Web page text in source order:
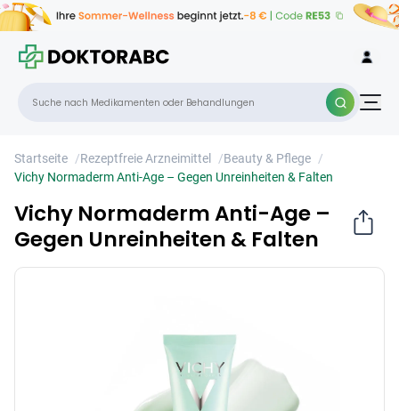
Startseite /Rezeptfreie Arzneimittel /Beauty & Pflege /
Vichy Normaderm Anti-Age – Gegen Unreinheiten & Falten
Vichy Normaderm Anti-Age –
Gegen Unreinheiten & Falten
Unreinheiten & Falten
×